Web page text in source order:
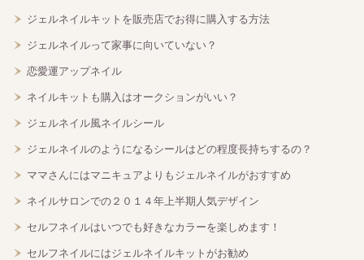
ジェルネイルキットを販売店でお得に購入する方法
ジェルネイルって家事に向いていない？
恋愛運アップネイル
ネイルキットも購入はオークションがいい？
ジェルネイル風ネイルシール
ジェルネイルのようになるシールはどの程度長持ちするの？
ママさんにはマニキュアよりもジェルネイルがおすすめ
ネイルサロンでの２０１４年上半期人気デザイン
セルフネイルはいつでも好きなカラーを楽しめます！
セルフネイルにはジェルネイルキットがお勧め